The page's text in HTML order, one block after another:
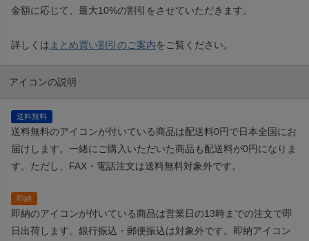
金額に応じて、最大10%の割引をさせていただきます。
詳しくは まとめ買い割引のご案内をご覧ください。
アイコンの説明
送料無料
送料無料のアイコンが付いている商品は配送料0円で日本全国にお
届けします。一緒にご購入いただいた商品も配送料が0円になりま
す。ただし、FAX・電話注文は送料無料対象外です。
即納
即納のアイコンが付いている商品は営業日の13時までの注文で即
日出荷します。銀行振込・郵便振込は対象外です。即納アイコン